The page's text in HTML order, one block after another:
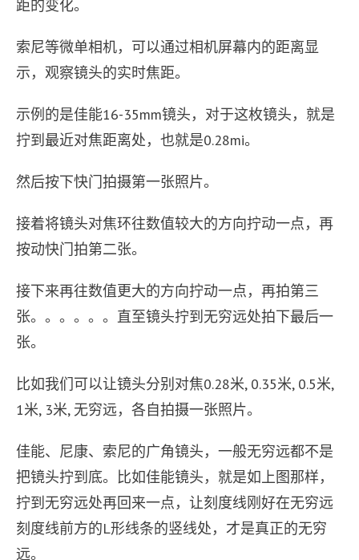
距的变化。
索尼等微单相机，可以通过相机屏幕内的距离显
示，观察镜头的实时焦距。
示例的是佳能16-35mm镜头，对于这枚镜头，就是
拧到最近对焦距离处，也就是0.28mi。
然后按下快门拍摄第一张照片。
接着将镜头对焦环往数值较大的方向拧动一点，再
按动快门拍第二张。
接下来再往数值更大的方向拧动一点，再拍第三
张。。。。。。直至镜头拧到无穷远处拍下最后一
张。
比如我们可以让镜头分别对焦0.28米, 0.35米, 0.5米,
1米, 3米, 无穷远，各自拍摄一张照片。
佳能、尼康、索尼的广角镜头，一般无穷远都不是
把镜头拧到底。比如佳能镜头，就是如上图那样，
拧到无穷远处再回来一点，让刻度线刚好在无穷远
刻度线前方的L形线条的竖线处，才是真正的无穷
远。